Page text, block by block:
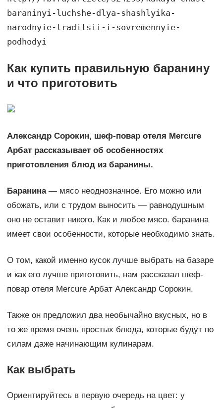
baraninyi-luchshe-dlya-shashlyika-
narodnyie-traditsii-i-sovremennyie-
podhodyi
Как купить правильную баранину
и что приготовить
Александр Сорокин, шеф-повар отеля Mercure
Арбат рассказывает об особенностях
приготовления блюд из баранины.
Баранина— мясо неоднозначное. Его можно или
обожать, или с трудом выносить — равнодушным
оно не оставит никого. Как и любое мясо. баранина
имеет свои особенности, которые необходимо знать.
О том, какой именно кусок лучше выбрать на базаре
и как его лучше приготовить, нам рассказал шеф-
повар отеля Mercure Арбат Александр Сорокин.
Также он предложил два необычайно вкусных, но в
то же время очень простых блюда, которые будут по
силам даже начинающим кулинарам.
Как выбрать
Ориентируйтесь в первую очередь на цвет: у